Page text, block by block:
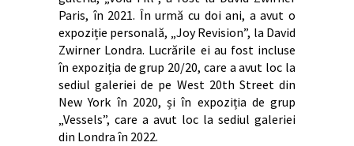
Paris, în 2021. În urmă cu doi ani, a avut o
expoziție personală, „Joy Revision”, la David
Zwirner Londra. Lucrările ei au fost incluse
în expoziția de grup 20/20, care a avut loc la
sediul galeriei de pe West 20th Street din
New York în 2020, și în expoziția de grup
„Vessels”, care a avut loc la sediul galeriei
din Londra în 2022.